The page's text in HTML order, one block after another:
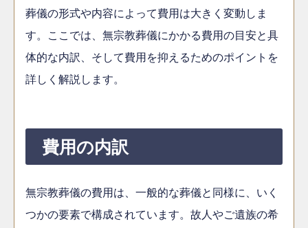
葬儀の形式や内容によって費用は大きく変動しま
す。ここでは、無宗教葬儀にかかる費用の目安と具
体的な内訳、そして費用を抑えるためのポイントを
詳しく解説します。
費用の内訳
無宗教葬儀の費用は、一般的な葬儀と同様に、いく
つかの要素で構成されています。故人やご遺族の希